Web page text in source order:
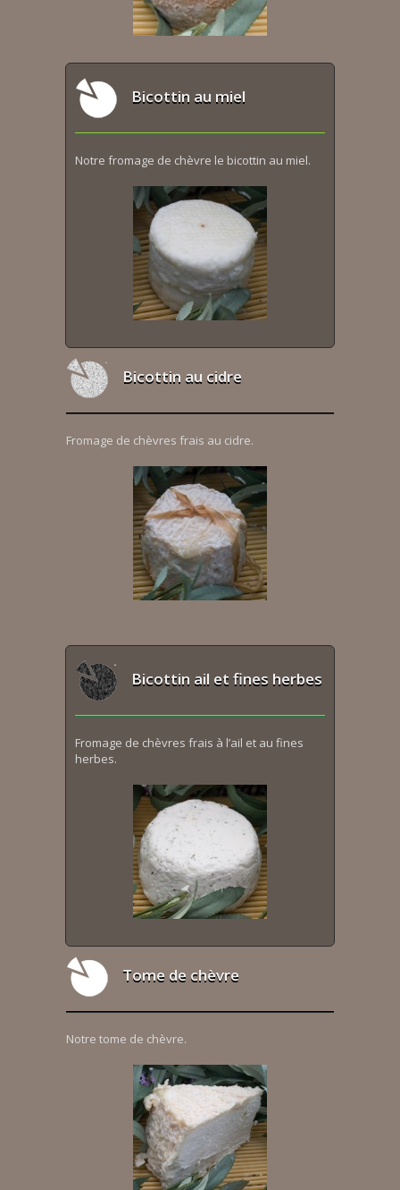
Bicottin au miel
Notre fromage de chèvre le bicottin au miel.
Bicottin au cidre
Fromage de chèvres frais au cidre.
Bicottin ail et fines herbes
Fromage de chèvres frais à l’ail et au fines
herbes.
Tome de chèvre
Notre tome de chèvre.